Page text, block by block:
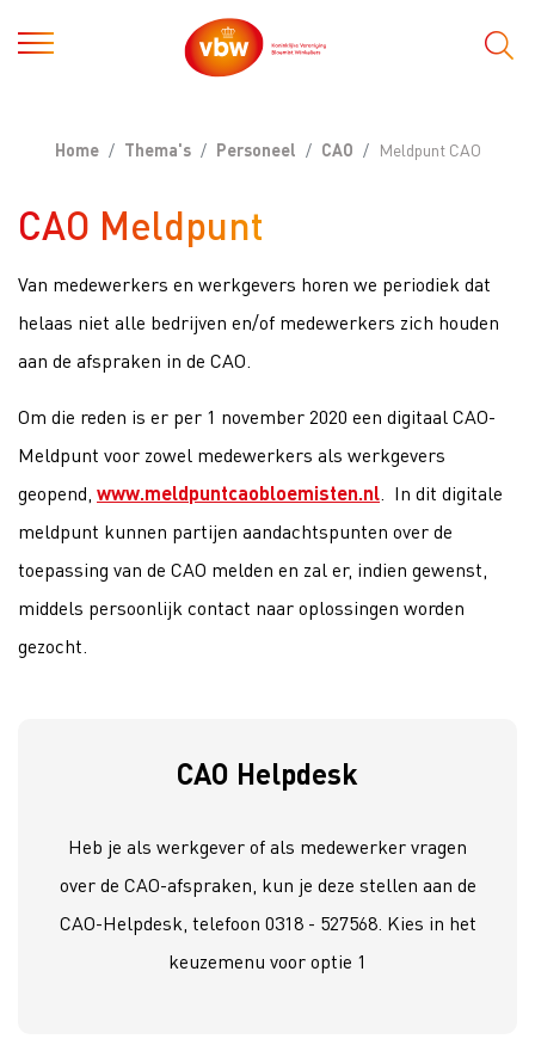
Home Thema's Personeel CAO Meldpunt CAO
CAO Meldpunt
Van medewerkers en werkgevers horen we periodiek dat
helaas niet alle bedrijven en/of medewerkers zich houden
aan de afspraken in de CAO.
Om die reden is er per 1 november 2020 een digitaal CAO-
Meldpunt voor zowel medewerkers als werkgevers
geopend, www.meldpuntcaobloemisten.nl . In dit digitale
meldpunt kunnen partijen aandachtspunten over de
toepassing van de CAO melden en zal er, indien gewenst,
middels persoonlijk contact naar oplossingen worden
gezocht.
CAO Helpdesk
Heb je als werkgever of als medewerker vragen
over de CAO-afspraken, kun je deze stellen aan de
CAO-Helpdesk, telefoon 0318 - 527568. Kies in het
keuzemenu voor optie 1